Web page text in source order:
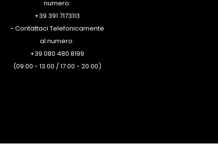
numero:
+39 391 7173113
- Contattaci Telefonicamente
al numero:
+39 080 480 8199
(09:00 - 13:00 / 17:00 - 20.00)